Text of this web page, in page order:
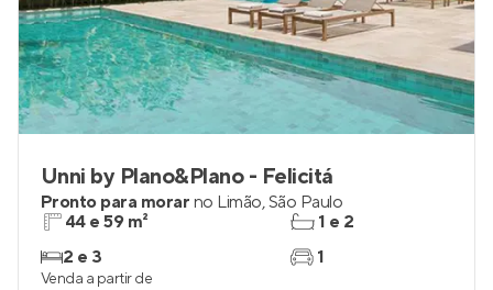
Unni by Plano&Plano - Felicitá
Pronto para morar no Limão,São Paulo
44 e 59 m²
2 e 3
1 e 2
1
Venda a partir de